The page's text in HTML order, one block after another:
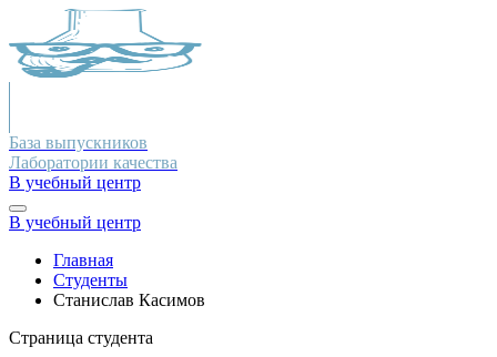
База выпускников
Лаборатории качества
В учебный центр
В учебный центр
Главная
Студенты
Станислав Касимов
Страница студента